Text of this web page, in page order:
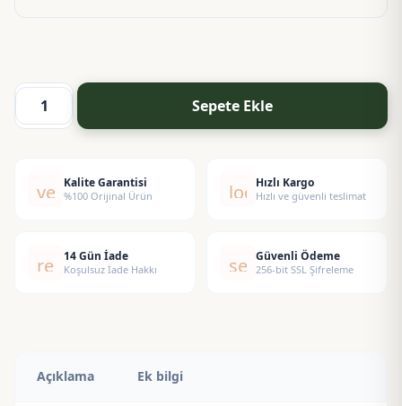
Tarçın-
Sepete Ekle
verified
Kalite Garantisi
%100 Orijinal Ürün local_shipping
Hızlı Kargo
Hızlı ve güvenli teslimat
replay14 Gün İade
Koşulsuz İade Hakkı security
Güvenli Ödeme
256-bit SSL Şifreleme
Açıklama Ek bilgi